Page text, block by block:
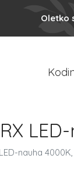
Oletko
nauha 4000K,